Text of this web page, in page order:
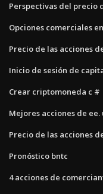
Perspectivas del precio
Opciones comerciales
Precio de las acciones
Inicio de sesión de
Crear criptomoneda c #
Mejores acciones de
Precio de las acciones
Pronóstico bntc
4 acciones de